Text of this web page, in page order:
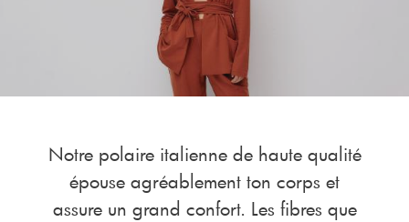
Notre polaire italienne de haute qualité
épouse agréablement ton corps et
assure un grand confort. Les fibres que